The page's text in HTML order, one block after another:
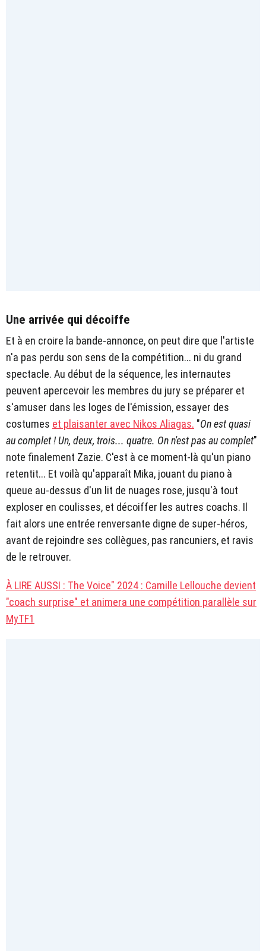
Une arrivée qui décoiffe
Et à en croire la bande-annonce, on peut dire que l'artiste
n'a pas perdu son sens de la compétition... ni du grand
spectacle. Au début de la séquence, les internautes
peuvent apercevoir les membres du jury se préparer et
s'amuser dans les loges de l'émission, essayer des
costumes et plaisanter avec Nikos Aliagas. "On est quasi
au complet ! Un, deux, trois... quatre. On n'est pas au complet"
note finalement Zazie. C'est à ce moment-là qu'un piano
retentit... Et voilà qu'apparaît Mika, jouant du piano à
queue au-dessus d'un lit de nuages rose, jusqu'à tout
exploser en coulisses, et décoiffer les autres coachs. Il
fait alors une entrée renversante digne de super-héros,
avant de rejoindre ses collègues, pas rancuniers, et ravis
de le retrouver.
À LIRE AUSSI : The Voice" 2024 : Camille Lellouche devient
"coach surprise" et animera une compétition parallèle sur
MyTF1